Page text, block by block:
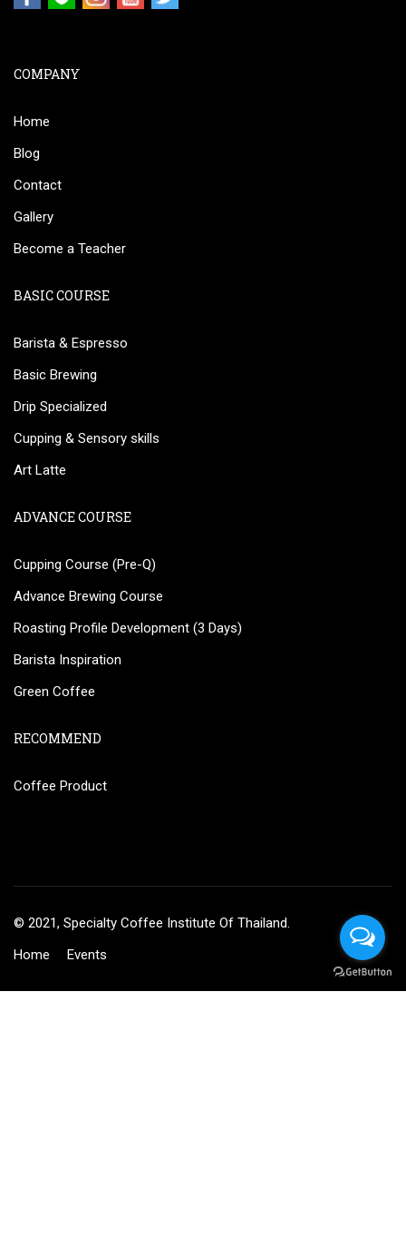
COMPANY
Home
Blog
Contact
Gallery
Become a Teacher
BASIC COURSE
Barista & Espresso
Basic Brewing
Drip Specialized
Cupping & Sensory skills
Art Latte
ADVANCE COURSE
Cupping Course (Pre-Q)
Advance Brewing Course
Roasting Profile Development (3 Days)
Barista Inspiration
Green Coffee
RECOMMEND
Coffee Product
© 2021, Specialty Coffee Institute Of Thailand.
Home
Events